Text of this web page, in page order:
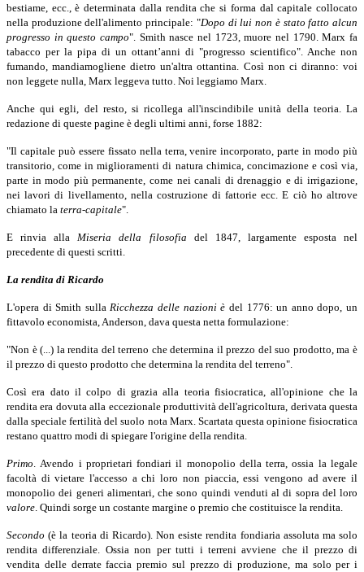
bestiame, ecc., è determinata dalla rendita che si forma dal capitale collocato
nella produzione dell'alimento principale: "Dopo di lui non è stato fatto alcun
progresso in questo campo". Smith nasce nel 1723, muore nel 1790. Marx fa
tabacco per la pipa di un ottant’anni di "progresso scientifico". Anche non
fumando, mandiamogliene dietro un'altra ottantina. Così non ci diranno: voi
non leggete nulla, Marx leggeva tutto. Noi leggiamo Marx.
Anche qui egli, del resto, si ricollega all'inscindibile unità della teoria. La
redazione di queste pagine è degli ultimi anni, forse 1882:
"Il capitale può essere fissato nella terra, venire incorporato, parte in modo più
transitorio, come in miglioramenti di natura chimica, concimazione e così via,
parte in modo più permanente, come nei canali di drenaggio e di irrigazione,
nei lavori di livellamento, nella costruzione di fattorie ecc. E ciò ho altrove
chiamato la terra-capitale".
E rinvia allaMiseria della filosofia del 1847, largamente esposta nel
precedente di questi scritti.
La rendita di Ricardo
L'opera di Smith sullaRicchezza delle nazioni è del 1776: un anno dopo, un
fittavolo economista, Anderson, dava questa netta formulazione:
"Non è (...) la rendita del terreno che determina il prezzo del suo prodotto, ma è
il prezzo di questo prodotto che determina la rendita del terreno".
Così era dato il colpo di grazia alla teoria fisiocratica, all'opinione che la
rendita era dovuta alla eccezionale produttività dell'agricoltura, derivata questa
dalla speciale fertilità del suolo nota Marx. Scartata questa opinione fisiocratica
restano quattro modi di spiegare l'origine della rendita.
Primo. Avendo i proprietari fondiari il monopolio della terra, ossia la legale
facoltà di vietare l'accesso a chi loro non piaccia, essi vengono ad avere il
monopolio dei generi alimentari, che sono quindi venduti al di sopra del loro
valore. Quindi sorge un costante margine o premio che costituisce la rendita.
Secondo(è la teoria di Ricardo). Non esiste rendita fondiaria assoluta ma solo
rendita differenziale. Ossia non per tutti i terreni avviene che il prezzo di
vendita delle derrate faccia premio sul prezzo di produzione, ma solo per i